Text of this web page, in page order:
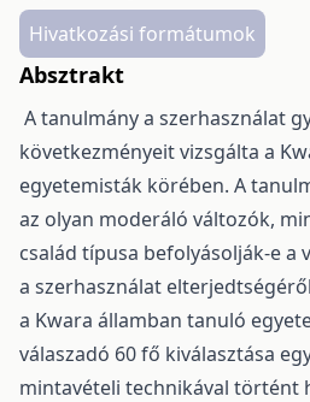
Hivatkozási formátumok
Absztrakt
A tanulmány a szerhasználat
következményeit vizsgálta a
egyetemisták körében. A
az olyan moderáló változók,
család típusa befolyásolják-e a
a szerhasználat
a Kwara államban tanuló
válaszadó 60 fő kiválasztása
mintavételi technikával történt